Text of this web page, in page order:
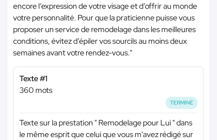
encore l’expression de votre visage et d’offrir au monde
votre personnalité. Pour que la praticienne puisse vous
proposer un service de remodelage dans les meilleures
conditions, évitez d’épiler vos sourcils au moins deux
semaines avant votre rendez-vous."
Texte #1
360 mots
TERMINÉ
Texte sur la prestation " Remodelage pour Lui " dans
le même esprit que celui que vous m'avez rédigé sur